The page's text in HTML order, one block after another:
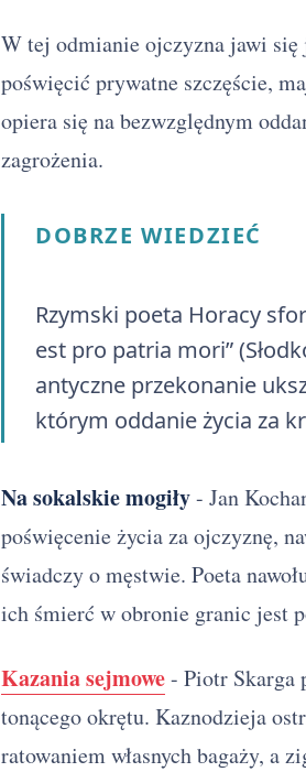
W tej odmianie ojczyzna jawi się
poświęcić prywatne szczęście,
opiera się na bezwzględnym
zagrożenia.
DOBRZE WIEDZIEĆ
Rzymski poeta Horacy
est pro patria mori”
antyczne przekonanie
którym oddanie życia za
Na sokalskie mogiły- Jan
poświęcenie życia za ojczyznę,
świadczy o męstwie. Poeta
ich śmierć w obronie granic jest
Kazania sejmowe- Piotr Skarga
tonącego okrętu. Kaznodzieja
ratowaniem własnych bagaży, a